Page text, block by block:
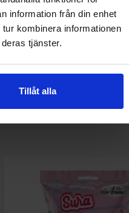
information från din enhet
kombinera informationen
tjänster.
Tillåt alla
Køb